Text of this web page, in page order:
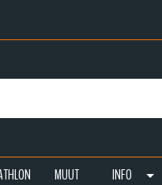
MUUT INFO